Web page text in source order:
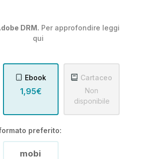
DRM. Per approfondire leggi
qui
Ebook
1,95€
Cartaceo
Non
disponibile
preferito:
mobi